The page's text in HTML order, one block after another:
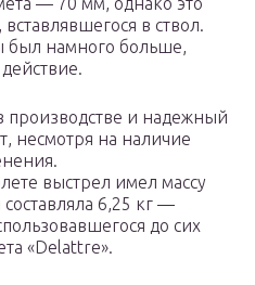
в ствол.
был намного больше,
производстве и надежный
несмотря на наличие
выстрел имел массу
составляла 6,25 кг —
до сих
«Delattre».